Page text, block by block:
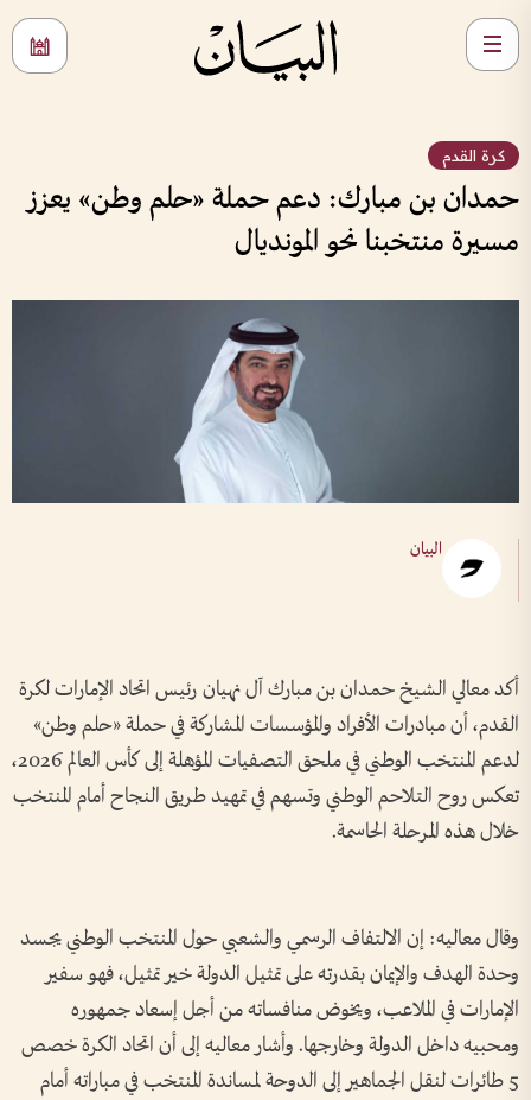
كرة القدم
حمدان بن مبارك: دعم حملة «حلم وطن» يعزز
مسيرة منتخبنا نحو المونديال
البيان
أكد معالي الشيخ حمدان بن مبارك آل نهيان رئيس اتحاد الإمارات لكرة
القدم، أن مبادرات الأفراد والمؤسسات المشاركة في حملة «حلم وطن»
لدعم المنتخب الوطني في ملحق التصفيات المؤهلة إلى كأس العالم 2026،
تعكس روح التلاحم الوطني وتسهم في تمهيد طريق النجاح أمام المنتخب
خلال هذه المرحلة الحاسمة.
وقال معاليه: إن الالتفاف الرسمي والشعبي حول المنتخب الوطني يجسد
وحدة الهدف والإيمان بقدرته على تمثيل الدولة خير تمثيل، فهو سفير
الإمارات في الملاعب، ويخوض منافساته من أجل إسعاد جمهوره
ومحبيه داخل الدولة وخارجها. وأشار معاليه إلى أن اتحاد الكرة خصص
5 طائرات لنقل الجماهير إلى الدوحة لمساندة المنتخب في مباراته أمام